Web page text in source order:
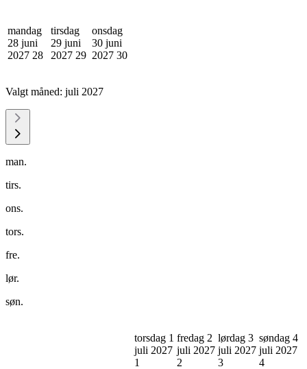
mandag
28 juni
2027 28
tirsdag
29 juni
2027 29
onsdag
30 juni
2027 30
Valgt måned: juli 2027
man.
tirs.
ons.
tors.
fre.
lør.
søn.
torsdag 1
juli 2027
1
fredag 2
juli 2027
2
lørdag 3
juli 2027
3
søndag 4
juli 2027
4